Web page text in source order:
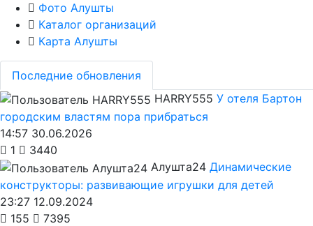
Фото Алушты
Каталог организаций
Карта Алушты
Последние обновления
HARRY555 У отеля Бартон
городским властям пора прибраться
14:57 30.06.2026
1
3440
Алушта24 Динамические
конструкторы: развивающие игрушки для детей
23:27 12.09.2024
155
7395